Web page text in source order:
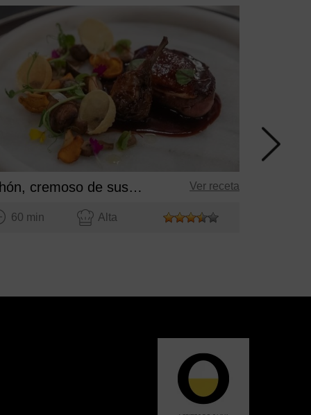
Pichón, cremoso de sus interiores, jugo de cerezas y setas salteadas Ver receta
60 min Alta
Pollo